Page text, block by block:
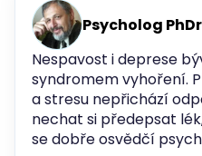
Psycholog
Nespavost i deprese
syndromem vyhoření.
a stresu nepřichází
nechat si předepsat
se dobře osvědčí